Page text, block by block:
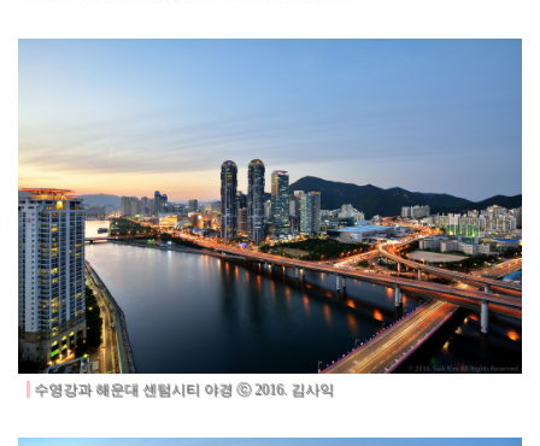
수영강과 해운대 센텀시티 야경 ⓒ 2016. 김사익